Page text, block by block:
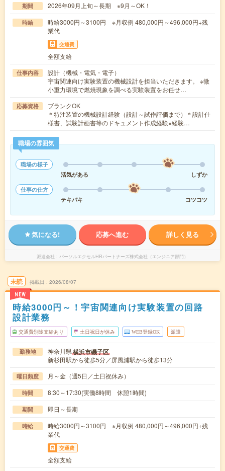
期間 2026年09月上旬～長期 ※9月～OK！
時給
時給3000円～3100円 ※月収例 480,000円～496,000円+残
業代
交通費
全額支給
仕事内容
設計（機械・電気・電子）
宇宙関連向け実験装置の機械設計を担当いただきます。 ※微
小重力環境で燃焼現象を調べる実験装置をお任せ…
応募資格
ブランクOK
＊特注装置の機械設計経験（設計～試作評価まで）＊設計仕
様書、試験計画書等のドキュメント作成経験※経験…
職場の雰囲気
職場の様子
活気がある
しずか
仕事の仕方
テキパキ
コツコツ
気になる! 応募へ進む 詳しく見る
派遣会社 パーソルエクセルHRパートナーズ株式会社（エンジニア部門）
未読
NEW
掲載日 2026/08/07
時給3000円～！宇宙関連向け実験装置の回路
設計業務
交通費別途支給あり 土日祝日が休み WEB登録OK 派遣
勤務地 神奈川県横浜市磯子区
新杉田駅から徒歩5分／屏風浦駅から徒歩13分
曜日頻度 月～金（週5日／土日祝休み）
時間 8:30～17:30(実働8時間 休憩1時間)
期間 即日～長期
時給
時給3000円～3100円 ※月収例 480,000円～496,000円+残
業代
交通費
全額支給